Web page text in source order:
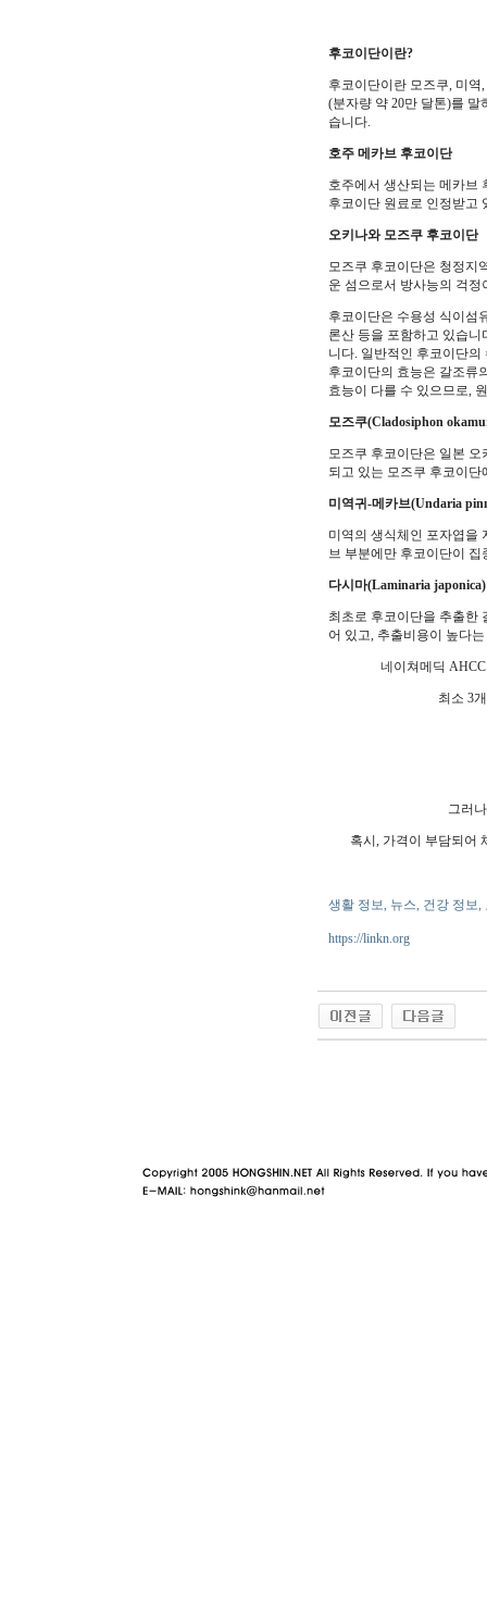
후코이단이란?
후코이단이란 모즈쿠, 미
(분자량 약 20만 달톤)를 말
습니다.
호주 메카브 후코이단
호주에서 생산되는 메카브
후코이단 원료로 인정받고
오키나와 모즈쿠 후코이단
모즈쿠 후코이단은 청정지
운 섬으로서 방사능의 걱
후코이단은 수용성 식이섬
론산 등을 포함하고 있습
니다. 일반적인 후코이단의
후코이단의 효능은 갈조류
효능이 다를 수 있으므로,
모즈쿠(Cladosiphon
모즈쿠 후코이단은 일본
되고 있는 모즈쿠 후코이
미역귀-메카브(Undaria
미역의 생식체인 포자엽을
브 부분에만 후코이단이
다시마(Laminaria japonica)
최초로 후코이단을 추출한
어 있고, 추출비용이 높다
네이쳐메딕
최소 3
그러
혹시, 가격이 부담되어
생활 정보, 뉴스, 건강 정보
https://linkn.org